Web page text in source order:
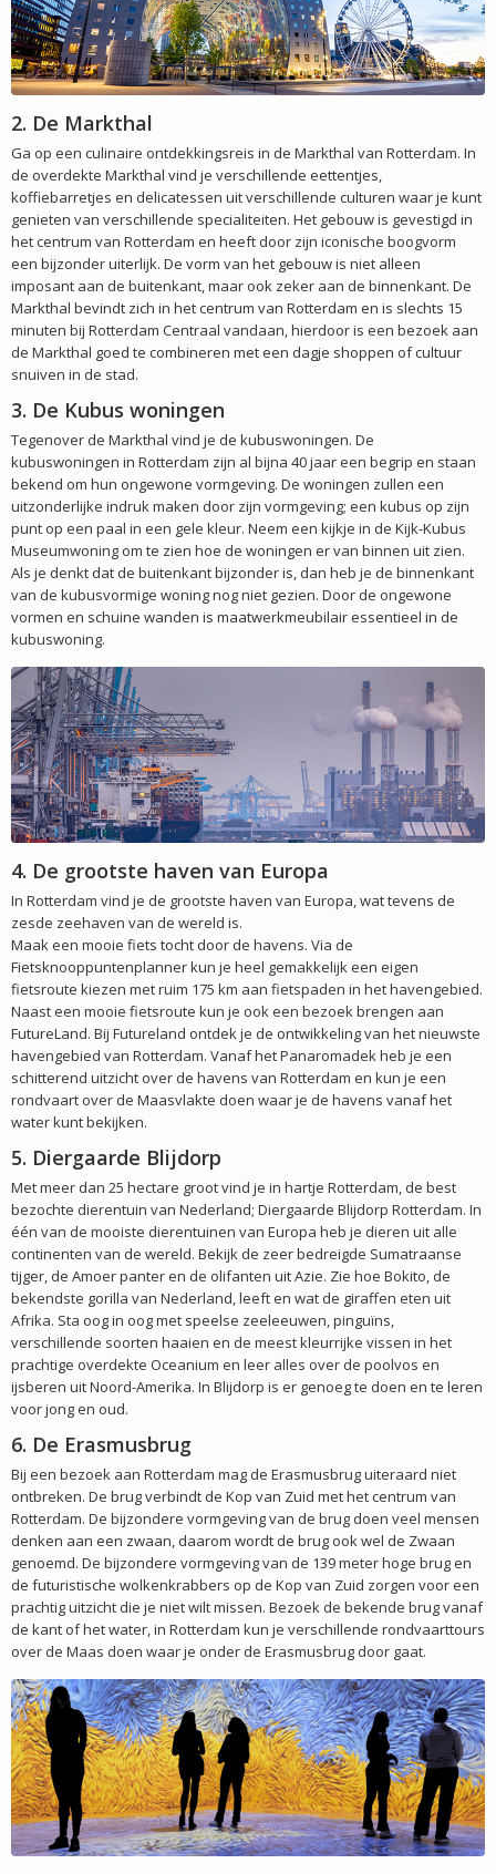
2. De Markthal
Ga op een culinaire ontdekkingsreis in de Markthal van Rotterdam. In
de overdekte Markthal vind je verschillende eettentjes,
koffiebarretjes en delicatessen uit verschillende culturen waar je kunt
genieten van verschillende specialiteiten. Het gebouw is gevestigd in
het centrum van Rotterdam en heeft door zijn iconische boogvorm
een bijzonder uiterlijk. De vorm van het gebouw is niet alleen
imposant aan de buitenkant, maar ook zeker aan de binnenkant. De
Markthal bevindt zich in het centrum van Rotterdam en is slechts 15
minuten bij Rotterdam Centraal vandaan, hierdoor is een bezoek aan
de Markthal goed te combineren met een dagje shoppen of cultuur
snuiven in de stad.
3. De Kubus woningen
Tegenover de Markthal vind je de kubuswoningen. De
kubuswoningen in Rotterdam zijn al bijna 40 jaar een begrip en staan
bekend om hun ongewone vormgeving. De woningen zullen een
uitzonderlijke indruk maken door zijn vormgeving; een kubus op zijn
punt op een paal in een gele kleur. Neem een kijkje in de Kijk-Kubus
Museumwoning om te zien hoe de woningen er van binnen uit zien.
Als je denkt dat de buitenkant bijzonder is, dan heb je de binnenkant
van de kubusvormige woning nog niet gezien. Door de ongewone
vormen en schuine wanden is maatwerkmeubilair essentieel in de
kubuswoning.
4. De grootste haven van Europa
In Rotterdam vind je de grootste haven van Europa, wat tevens de
zesde zeehaven van de wereld is.
Maak een mooie fiets tocht door de havens. Via de
Fietsknooppuntenplanner kun je heel gemakkelijk een eigen
fietsroute kiezen met ruim 175 km aan fietspaden in het havengebied.
Naast een mooie fietsroute kun je ook een bezoek brengen aan
FutureLand. Bij Futureland ontdek je de ontwikkeling van het nieuwste
havengebied van Rotterdam. Vanaf het Panaromadek heb je een
schitterend uitzicht over de havens van Rotterdam en kun je een
rondvaart over de Maasvlakte doen waar je de havens vanaf het
water kunt bekijken.
5. Diergaarde Blijdorp
Met meer dan 25 hectare groot vind je in hartje Rotterdam, de best
bezochte dierentuin van Nederland; Diergaarde Blijdorp Rotterdam. In
één van de mooiste dierentuinen van Europa heb je dieren uit alle
continenten van de wereld. Bekijk de zeer bedreigde Sumatraanse
tijger, de Amoer panter en de olifanten uit Azie. Zie hoe Bokito, de
bekendste gorilla van Nederland, leeft en wat de giraffen eten uit
Afrika. Sta oog in oog met speelse zeeleeuwen, pinguïns,
verschillende soorten haaien en de meest kleurrijke vissen in het
prachtige overdekte Oceanium en leer alles over de poolvos en
ijsberen uit Noord-Amerika. In Blijdorp is er genoeg te doen en te leren
voor jong en oud.
6. De Erasmusbrug
Bij een bezoek aan Rotterdam mag de Erasmusbrug uiteraard niet
ontbreken. De brug verbindt de Kop van Zuid met het centrum van
Rotterdam. De bijzondere vormgeving van de brug doen veel mensen
denken aan een zwaan, daarom wordt de brug ook wel de Zwaan
genoemd. De bijzondere vormgeving van de 139 meter hoge brug en
de futuristische wolkenkrabbers op de Kop van Zuid zorgen voor een
prachtig uitzicht die je niet wilt missen. Bezoek de bekende brug vanaf
de kant of het water, in Rotterdam kun je verschillende rondvaarttours
over de Maas doen waar je onder de Erasmusbrug door gaat.